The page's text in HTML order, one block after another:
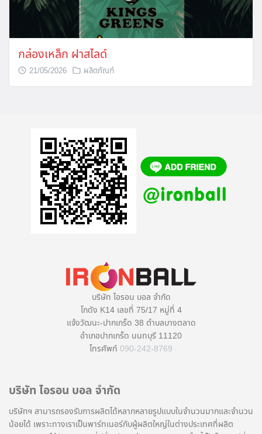
กล่องเหล็ก ฝาสไลด์
21/05/2026 ผลิตภัณฑ์
บริษัท ไอรอน บอล จำกัด
โกดัง K14 เลขที่ 75/17 หมู่ที่ 4
แจ้งวัฒนะ-ปากเกร็ด 38 ตำบลบางตลาด
อำเภอปากเกร็ด นนทบุรี 11120
โทรศัพท์ 090-242-8769
บริษัท ไอรอน บอล จำกัด
บริษัทฯ สามารถรองรับการผลิตได้หลากหลายรูปแบบในจำนวนมากและจำนวน
น้อยได้ เพราะทางเราเป็นพาร์ทเนอร์กับผู้ผลิตใหญ่ในต่างประเทศที่ผลิต